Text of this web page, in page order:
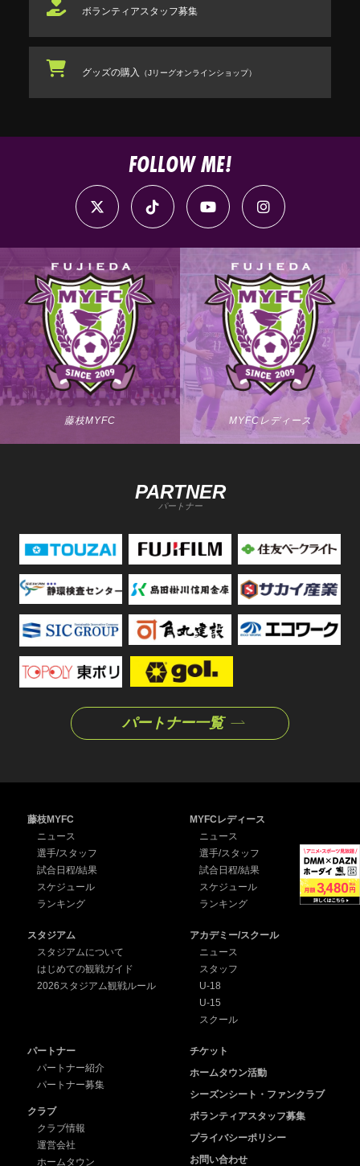
ボランティアスタッフ募集
グッズの購入 （Jリーグオンラインショップ）
FOLLOW ME!
藤枝MYFC MYFCレディース
PARTNER
パートナー
パートナー一覧
藤枝MYFC
ニュース
選手/スタッフ
試合日程/結果
スケジュール
ランキング
MYFCレディース
ニュース
選手/スタッフ
試合日程/結果
スケジュール
ランキング
スタジアム
スタジアムについて
はじめての観戦ガイド
2026スタジアム観戦ルール
アカデミー/スクール
ニュース
スタッフ
U-18
U-15
スクール
パートナー
パートナー紹介
パートナー募集
クラブ
クラブ情報
運営会社
ホームタウン
チケット
ホームタウン活動
シーズンシート・ファンクラブ
ボランティアスタッフ募集
プライバシーポリシー
お問い合わせ